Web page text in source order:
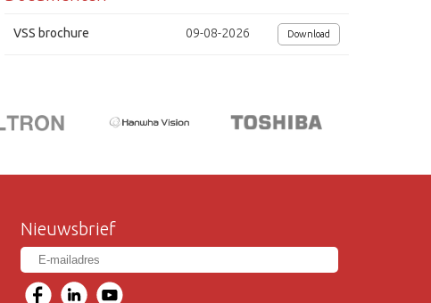
VSS brochure 09-08-2026 Download
Nieuwsbrief